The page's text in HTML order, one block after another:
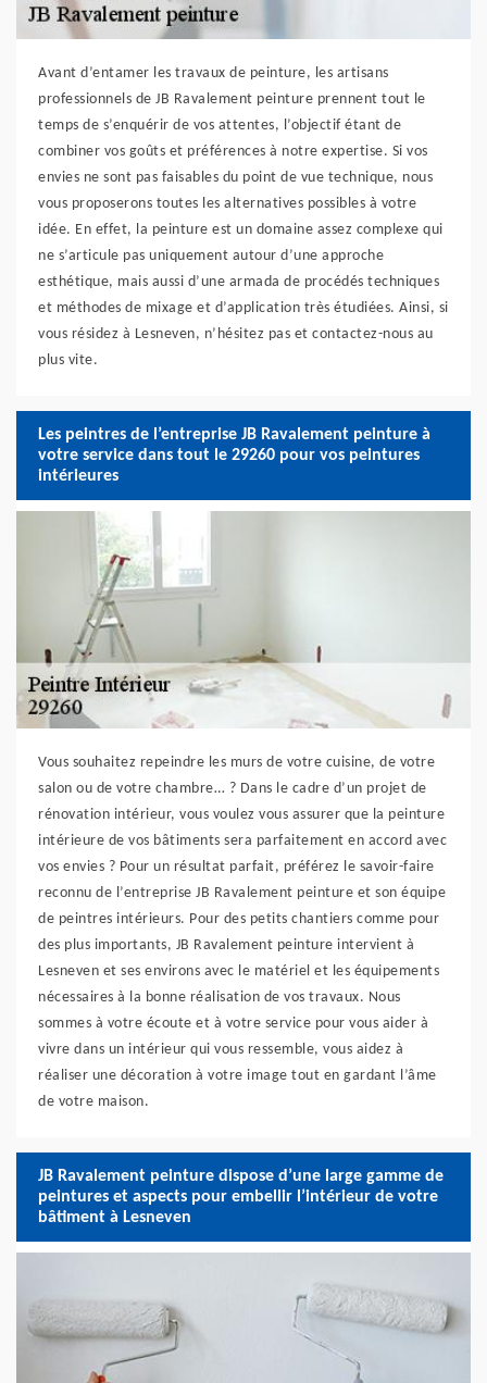
Avant d’entamer les travaux de peinture, les artisans
professionnels de JB Ravalement peinture prennent tout le
temps de s’enquérir de vos attentes, l’objectif étant de
combiner vos goûts et préférences à notre expertise. Si vos
envies ne sont pas faisables du point de vue technique, nous
vous proposerons toutes les alternatives possibles à votre
idée. En effet, la peinture est un domaine assez complexe qui
ne s’articule pas uniquement autour d’une approche
esthétique, mais aussi d’une armada de procédés techniques
et méthodes de mixage et d’application très étudiées. Ainsi, si
vous résidez à Lesneven, n’hésitez pas et contactez-nous au
plus vite.
Les peintres de l’entreprise JB Ravalement peinture à
votre service dans tout le 29260 pour vos peintures
intérieures
Vous souhaitez repeindre les murs de votre cuisine, de votre
salon ou de votre chambre… ? Dans le cadre d’un projet de
rénovation intérieur, vous voulez vous assurer que la peinture
intérieure de vos bâtiments sera parfaitement en accord avec
vos envies ? Pour un résultat parfait, préférez le savoir-faire
reconnu de l’entreprise JB Ravalement peinture et son équipe
de peintres intérieurs. Pour des petits chantiers comme pour
des plus importants, JB Ravalement peinture intervient à
Lesneven et ses environs avec le matériel et les équipements
nécessaires à la bonne réalisation de vos travaux. Nous
sommes à votre écoute et à votre service pour vous aider à
vivre dans un intérieur qui vous ressemble, vous aidez à
réaliser une décoration à votre image tout en gardant l’âme
de votre maison.
JB Ravalement peinture dispose d’une large gamme de
peintures et aspects pour embellir l’intérieur de votre
bâtiment à Lesneven